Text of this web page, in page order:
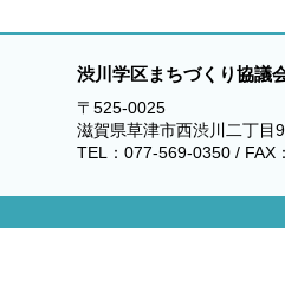
渋川学区まちづくり協議
〒525-0025
滋賀県草津市西渋川二丁目
TEL：077-569-0350 / FAX